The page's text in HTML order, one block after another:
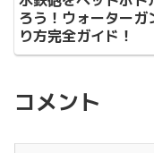
ろう！ウォーターガ
り方完全ガイド！
コメント